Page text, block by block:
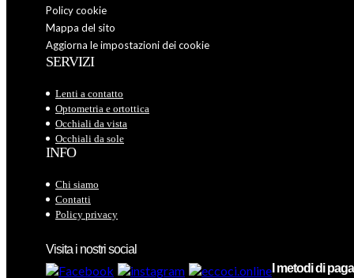
Policy cookie
Mappa del sito
Aggiorna le impostazioni dei cookie
SERVIZI
Lenti a contatto
Optometria e ortottica
Occhiali da vista
Occhiali da sole
INFO
Chi siamo
Contatti
Policy privacy
Visita i nostri social
I metodi di